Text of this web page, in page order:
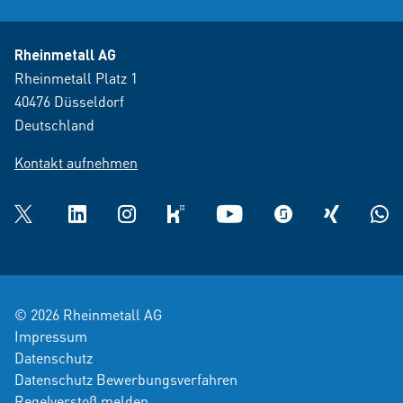
Rheinmetall AG
Rheinmetall Platz 1
40476 Düsseldorf
Deutschland
Kontakt aufnehmen
Twitter LinkedInInstagramkununu YouTube glassdoorXING
© 2026 Rheinmetall AG
Impressum
Datenschutz
Datenschutz Bewerbungsverfahren